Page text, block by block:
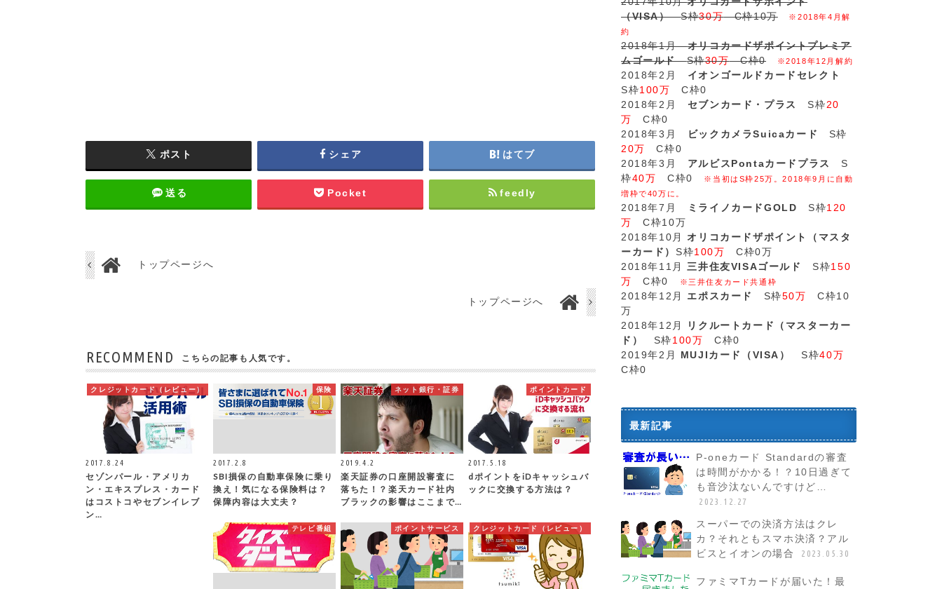
ポスト シェア はてブ
送る Pocket feedly
トップページへ
トップページへ
RECOMMEND こちらの記事も人気です。
クレジットカード（レビュー）
2017.8.24
セゾンパール・アメリカ
ン・エキスプレス・カード
はコストコやセブンイレブ
ン…
保険
2017.2.8
SBI損保の自動車保険に乗り
換え！気になる保険料は？
保障内容は大丈夫？
ネット銀行・証券
2019.4.2
楽天証券の口座開設審査に
落ちた！？楽天カード社内
ブラックの影響はここまで…
ポイントカード
2017.5.18
dポイントをiDキャッシュバ
ックに交換する方法は？
テレビ番組 ポイントサービス クレジットカード（レビュー）
（VISA）S枠30万C枠10万
※2018年4月解
約
2018年1月オリコカードザポイントプレミア
ムゴールドS枠30万C枠0 ※2018年12月解約
2018年2月 イオンゴールドカードセレクト
S枠100万
C枠0
2018年2月 セブンカード・プラス S枠20
万
C枠0
2018年3月
ビックカメラSuicaカード
S枠
20万
C枠0
2018年3月 アルビスPontaカードプラス
S
枠40万 C枠0
※当初はS枠25万。2018年9月に自動
増枠で40万に。
2018年7月 ミライノカードGOLD S枠120
万
C枠10万
2018年10月オリコカードザポイント（マスタ
ーカード） S枠100万
C枠0万
2018年11月 三井住友VISAゴールド S枠150
万
C枠0 ※三井住友カード共通枠
2018年12月 エポスカード S枠50万
C枠10
万
2018年12月
リクルートカード（マスターカー
ド） S枠100万 C枠0
2019年2月 MUJIカード（VISA） S枠40万
C枠0
最新記事
P-oneカード Standardの審査
は時間がかかる！？10日過ぎて
も音沙汰ないんですけど…
2023.12.27
スーパーでの決済方法はクレ
カ？それともスマホ決済？アル
ビスとイオンの場合
2023.05.30
ファミマTカードが届いた！最